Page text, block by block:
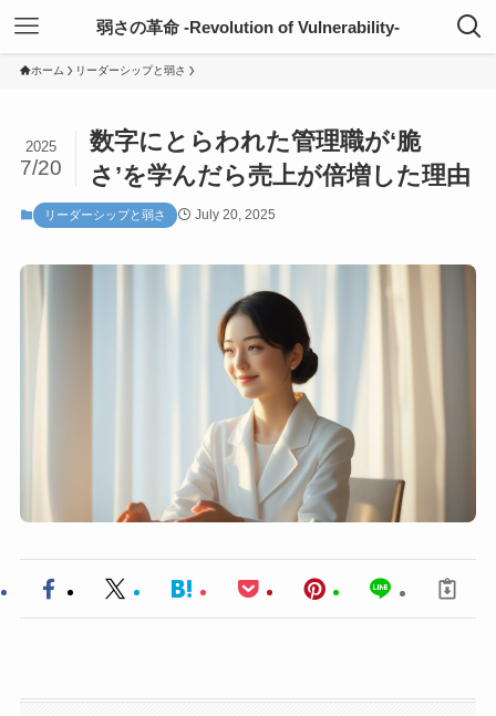
弱さの革命 -Revolution of Vulnerability-
ホーム リーダーシップと弱さ
数字にとらわれた管理職が‘脆
さ’を学んだら売上が倍増した理由
2025
7/20
リーダーシップと弱さ July 20, 2025